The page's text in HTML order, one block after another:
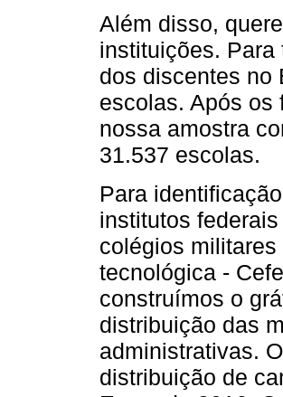
Além disso,
instituições.
dos discentes no
escolas. Após os
nossa amostra
31.537 escolas.
Para
institutos
colégios
tecnológica -
construímos o
distribuição das
administrativas.
distribuição de